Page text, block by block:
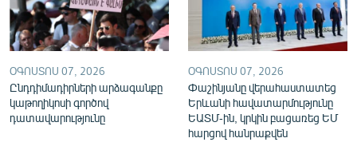
ՕԳՈՍՏՈՍ 07, 2026
Ընդդիմադիրների արձագանքը
կաթողիկոսի գործով
դատավարությունը
ՕԳՈՍՏՈՍ 07, 2026
Փաշինյանը վերահաստատեց
Երևանի հավատարմությունը
ԵԱՏՄ-ին, կրկին բացառեց ԵՄ
հարցով հանրաքվեն